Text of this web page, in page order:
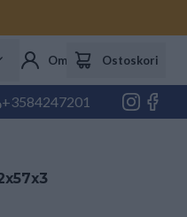
Oma tili Ostoskori
+3584247201